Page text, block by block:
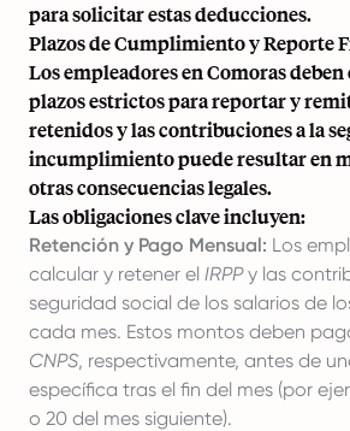
para solicitar estas deducciones.
Plazos de Cumplimiento y Reporte
Los empleadores en Comoras
plazos estrictos para reportar y
retenidos y las contribuciones a la
incumplimiento puede resultar en
otras consecuencias legales.
Las obligaciones clave incluyen:
Retención y Pago Mensual: Los
calcular y retener el IRPPy las
seguridad social de los salarios de
cada mes. Estos montos deben
CNPS, respectivamente, antes de
específica tras el fin del mes (por
o 20 del mes siguiente).